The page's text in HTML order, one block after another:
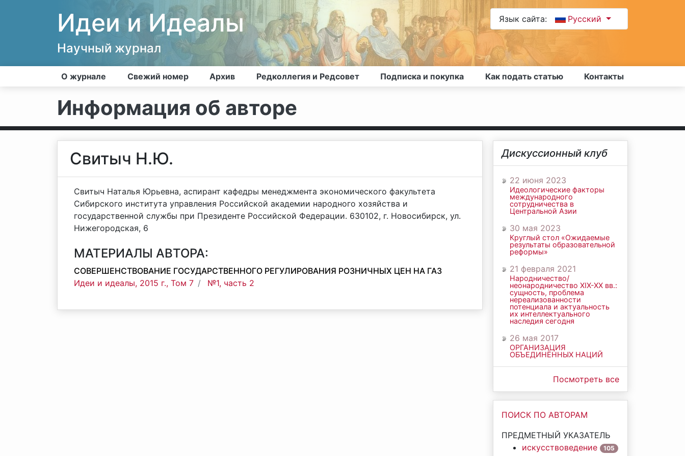
Идеи и Идеалы
Научный журнал
Язык сайта: Русский
О журнале Свежий номер Архив Редколлегия и Редсовет Подписка и покупка Как подать статью Контакты
Информация об авторе
Свитыч Н.Ю.
Свитыч Наталья Юрьевна, аспирант кафедры менеджмента экономического факультета
Сибирского института управления Российской академии народного хозяйства и
государственной службы при Президенте Российской Федерации. 630102, г. Новосибирск, ул.
Нижегородская, 6
МАТЕРИАЛЫ АВТОРА:
СОВЕРШЕНСТВОВАНИЕ ГОСУДАРСТВЕННОГО РЕГУЛИРОВАНИЯ РОЗНИЧНЫХ ЦЕН НА ГАЗ
Идеи и идеалы, 2015 г., Том 7
№1, часть 2
Дискуссионный клуб
22 июня 2023
Идеологические факторы
международного
сотрудничества в
Центральной Азии
30 мая 2023
Круглый стол «Ожидаемые
результаты образовательной
реформы»
21 февраля 2021
Народничество/
неонародничество ХIХ-ХХ вв.:
сущность, проблема
нереализованности
потенциала и актуальность
их интеллектуального
наследия сегодня
26 мая 2017
ОРГАНИЗАЦИЯ
ОБЪЕДИНЁННЫХ НАЦИЙ
Посмотреть все
ПОИСК ПО АВТОРАМ
ПРЕДМЕТНЫЙ УКАЗАТЕЛЬ
искусствоведение
105